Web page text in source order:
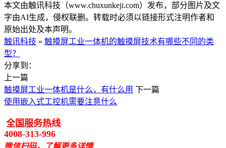
本文由触讯科技（www.chuxunkeji.com）发布，部分图片及文
字由AI生成，侵权联删。转载时必须以链接形式注明作者和
原始出处及本声明。
触讯科技 » 触摸屏工业一体机的触摸屏技术有哪些不同的类
型？
分享到：
上一篇
触摸屏工业一体机是什么，有什么用 下一篇
使用嵌入式工控机需要注意什么
全国服务热线
4008-313-996
微信扫码，了解更多详情